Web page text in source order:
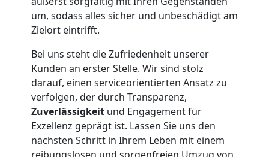
um, sodass alles sicher und unbeschädigt am
Zielort eintrifft.
Bei uns steht die Zufriedenheit unserer
Kunden an erster Stelle. Wir sind stolz
darauf, einen serviceorientierten Ansatz zu
verfolgen, der durch Transparenz,
Zuverlässigkeit und Engagement für
Exzellenz geprägt ist. Lassen Sie uns den
nächsten Schritt in Ihrem Leben mit einem
reibungslosen und sorgenfreien Umzug von
Wolfsberg
Beiladung
Wolfsberg
Mini